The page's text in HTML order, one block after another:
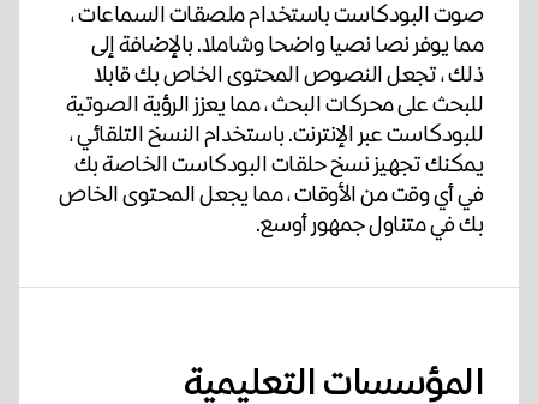
صوت البودكاست باستخدام ملصقات السماعات ،
مما يوفر نصا نصيا واضحا وشاملا. بالإضافة إلى
ذلك ، تجعل النصوص المحتوى الخاص بك قابلا
للبحث على محركات البحث ، مما يعزز الرؤية الصوتية
للبودكاست عبر الإنترنت. باستخدام النسخ التلقائي ،
يمكنك تجهيز نسخ حلقات البودكاست الخاصة بك
في أي وقت من الأوقات ، مما يجعل المحتوى الخاص
بك في متناول جمهور أوسع.
المؤسسات التعليمية